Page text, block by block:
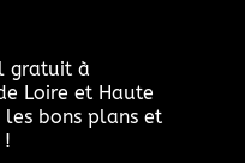
gratuit à
Loire et Haute
les bons plans et
!